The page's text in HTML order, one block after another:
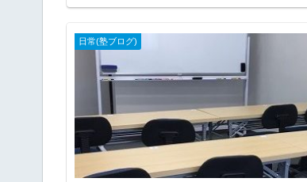
日常(塾ブログ)